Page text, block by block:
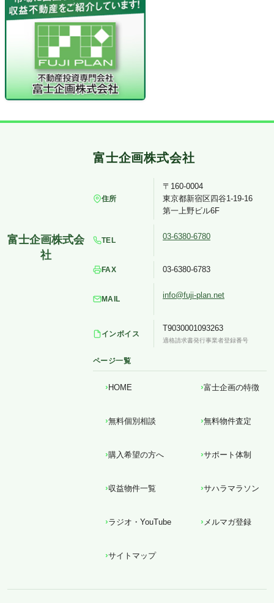
住所
〒160-0004
東京都新宿区四谷1-19-16
第一上野ビル6F
TEL 03-6380-6780
FAX 03-6380-6783
MAIL info@fuji-plan.net
インボイス
T9030001093263
適格請求書発行事業者登録番号
ページ一覧
HOME 富士企画の特徴
無料個別相談 無料物件査定
購入希望の方へ サポート体制
収益物件一覧 サハラマラソン
ラジオ・YouTube メルマガ登録
サイトマップ